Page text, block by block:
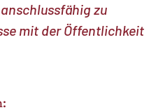
zu
mit der Öffentlichkeit